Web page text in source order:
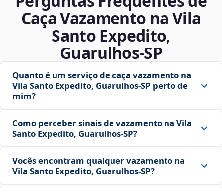
Caça Vazamento na Vila
Santo Expedito,
Guarulhos‑SP
Quanto é um serviço de caça vazamento na
Vila Santo Expedito, Guarulhos‑SP perto de
mim?
Como perceber sinais de vazamento na Vila
Santo Expedito, Guarulhos‑SP?
Vocês encontram qualquer vazamento na
Vila Santo Expedito, Guarulhos‑SP?